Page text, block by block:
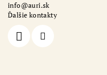
info@auri.sk
Ďalšie kontakty